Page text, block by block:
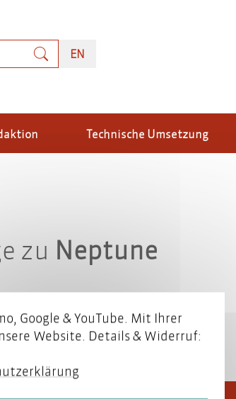
EN
Technische Umsetzung
zu Neptune
Google & YouTube. Mit Ihrer
Website. Details & Widerruf: